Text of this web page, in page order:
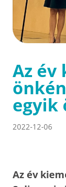
Az év
egyik
2022-12-06
Az év